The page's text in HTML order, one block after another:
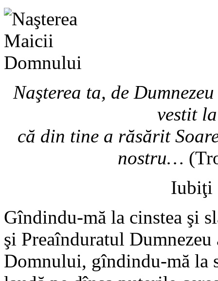
Naşterea ta, de
vestit
că din tine a răsărit
nostru…
Iubiţi
Gîndindu-mă la cinstea şi
şi Preaînduratul
Domnului, gîndindu-mă la